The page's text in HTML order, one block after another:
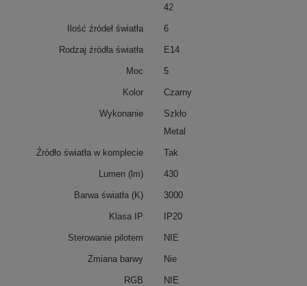
42
Ilość źródeł światła 6
Rodzaj źródła światła E14
Moc 5
Kolor Czarny
Wykonanie
Szkło
Metal
Źródło światła w komplecie Tak
Lumen (lm) 430
Barwa światła (K) 3000
Klasa IP IP20
Sterowanie pilotem NIE
Zmiana barwy Nie
RGB NIE